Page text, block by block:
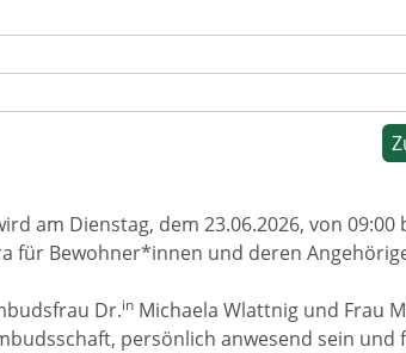
am Dienstag, dem 23.06.2026, von 09:00
für Bewohner*innen und deren
Dr.inMichaela Wlattnig und Frau
persönlich anwesend sein und